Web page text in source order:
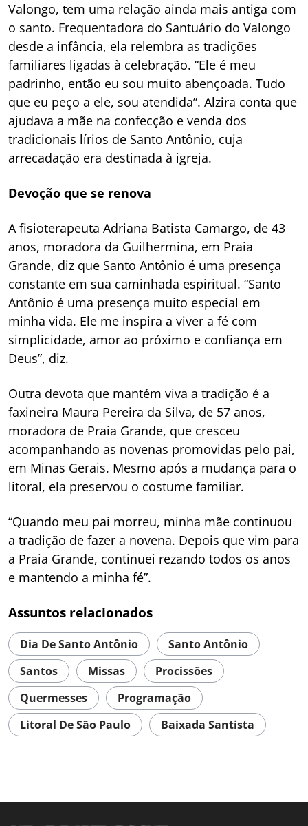
Valongo, tem uma relação ainda mais antiga com
o santo. Frequentadora do Santuário do Valongo
desde a infância, ela relembra as tradições
familiares ligadas à celebração. “Ele é meu
padrinho, então eu sou muito abençoada. Tudo
que eu peço a ele, sou atendida”. Alzira conta que
ajudava a mãe na confecção e venda dos
tradicionais lírios de Santo Antônio, cuja
arrecadação era destinada à igreja.
Devoção que se renova
A fisioterapeuta Adriana Batista Camargo, de 43
anos, moradora da Guilhermina, em Praia
Grande, diz que Santo Antônio é uma presença
constante em sua caminhada espiritual. “Santo
Antônio é uma presença muito especial em
minha vida. Ele me inspira a viver a fé com
simplicidade, amor ao próximo e confiança em
Deus”, diz.
Outra devota que mantém viva a tradição é a
faxineira Maura Pereira da Silva, de 57 anos,
moradora de Praia Grande, que cresceu
acompanhando as novenas promovidas pelo pai,
em Minas Gerais. Mesmo após a mudança para o
litoral, ela preservou o costume familiar.
“Quando meu pai morreu, minha mãe continuou
a tradição de fazer a novena. Depois que vim para
a Praia Grande, continuei rezando todos os anos
e mantendo a minha fé”.
Assuntos relacionados
Dia De Santo Antônio
Santo Antônio
Santos
Missas
Procissões
Quermesses
Programação
Litoral De São Paulo
Baixada Santista